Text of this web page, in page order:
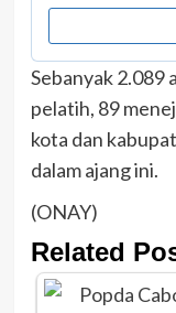
Sebanyak 2.089
pelatih, 89
kota dan
dalam ajang ini.
(ONAY)
Related